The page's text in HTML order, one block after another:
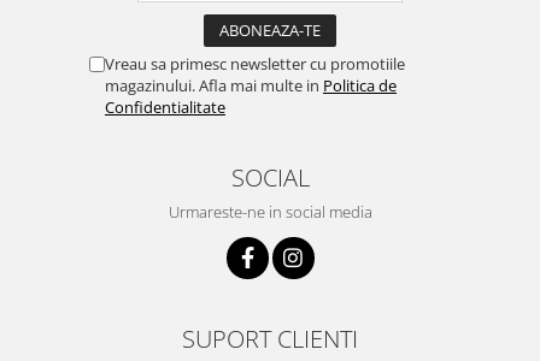
Vreau sa primesc newsletter cu promotiile
magazinului. Afla mai multe in Politica de
Confidentialitate
SOCIAL
Urmareste-ne in social media
SUPORT CLIENTI